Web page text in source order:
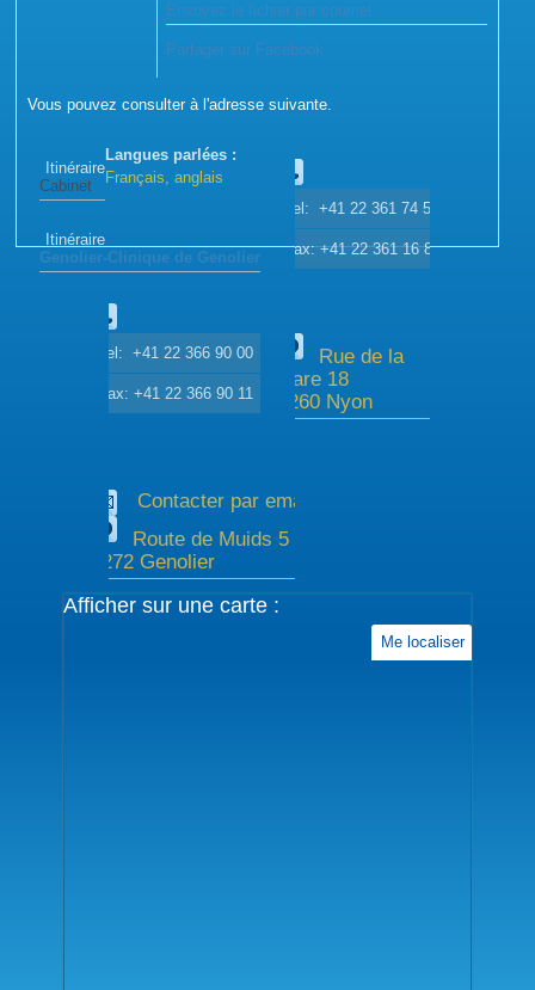
Envoyez le fichier par courriel
Partager sur Facebook
Vous pouvez consulter à l'adresse suivante.
Itinéraire
Cabinet
Tel: +41 22 361 74 51
Fax: +41 22 361 16 89
Rue de la
Gare 18
1260 Nyon
Itinéraire
Genolier-Clinique de Genolier
Tel: +41 22 366 90 00
Fax: +41 22 366 90 11
Contacter par email
Route de Muids 5
1272 Genolier
Langues parlées :
Français, anglais
Afficher sur une carte :
Me localiser